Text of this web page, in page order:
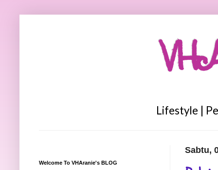
Lifestyle |
Sabtu,
Welcome To VHAranie's BLOG